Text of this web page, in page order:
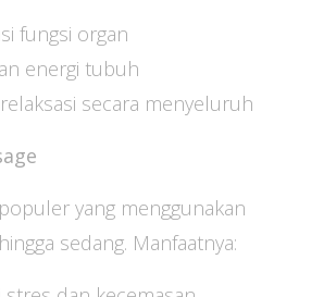
fungsi organ
energi tubuh
secara menyeluruh
yang menggunakan
sedang. Manfaatnya: